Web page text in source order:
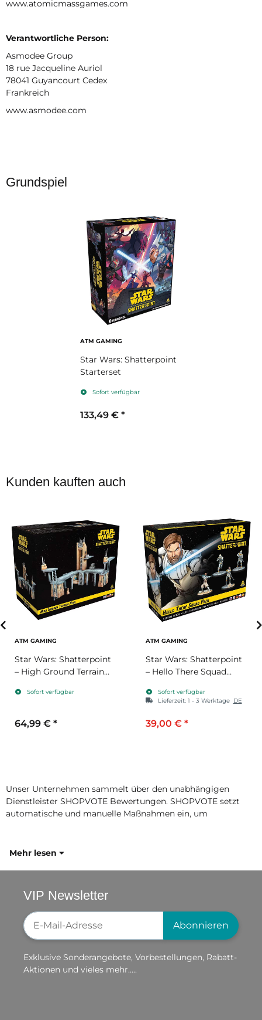
www.atomicmassgames.com
Verantwortliche Person:
Asmodee Group
18 rue Jacqueline Auriol
78041 Guyancourt Cedex
Frankreich
www.asmodee.com
Grundspiel
ATM GAMING
Star Wars: Shatterpoint
Starterset
Sofort verfügbar
133,49 € *
Kunden kauften auch
ATM GAMING
Star Wars: Shatterpoint
– High Ground Terrain
Höhen”) (Erweiterung)
Sofort verfügbar
64,99 € *
ATM GAMING
Star Wars: Shatterpoint
– Hello There Squad
denn so?“) (Erweiterung)
Sofort verfügbar
Lieferzeit: 1 - 3 Werktage DE
39,00 € *
Unser Unternehmen sammelt über den unabhängigen
Dienstleister SHOPVOTE Bewertungen. SHOPVOTE setzt
automatische und manuelle Maßnahmen ein, um
Mehr lesen
VIP Newsletter
Newsletter-Registrierung
Abonnieren
Exklusive Sonderangebote, Vorbestellungen, Rabatt-
Aktionen und vieles mehr.....